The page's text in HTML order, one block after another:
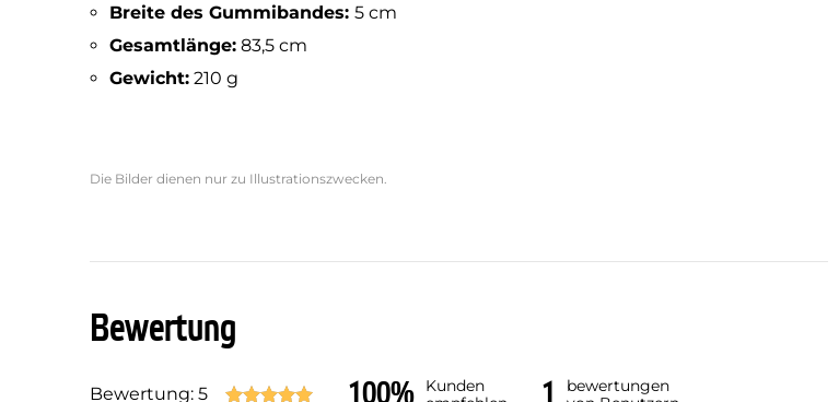
Breite des Gummibandes: 5 cm
Gesamtlänge:83,5 cm
Gewicht:210 g
Die Bilder dienen nur zu Illustrationszwecken.
Bewertung
Bewertung: 5
Kunden
bewertungen